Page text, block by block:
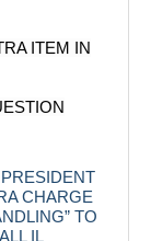
ITEM IN
CHARGE
TO
IL